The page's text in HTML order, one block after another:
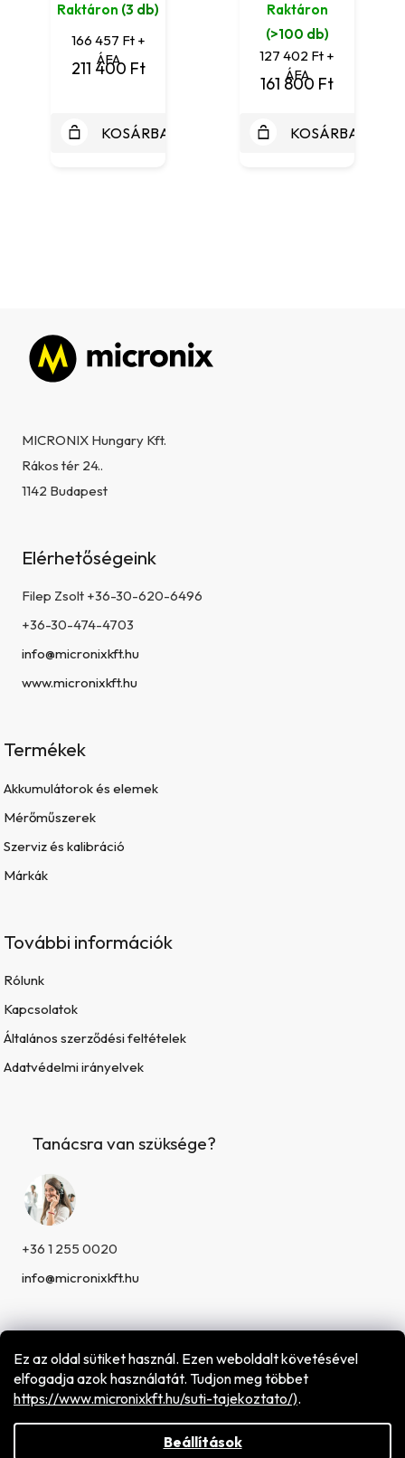
Ez az oldal sütiket használ. Ezen weboldalt követésével
elfogadja azok használatát. Tudjon meg többet
https://www.micronixkft.hu/suti-tajekoztato/).
Beállítások
100 Lithium
(12V/100Ah)
Raktáron (3 db)
166 457 Ft +
ÁFA
211 400 Ft
KOSÁRBA
(12V/103,8Ah)
Raktáron
(>100 db)
127 402 Ft +
ÁFA
161 800 Ft
KOSÁRBA
Lábléc
MICRONIX Hungary Kft.
Rákos tér 24..
1142 Budapest
Elérhetőségeink
Filep Zsolt +36-30-620-6496
+36-30-474-4703
info@micronixkft.hu
www.micronixkft.hu
Termékek
Akkumulátorok és elemek
Mérőműszerek
Szerviz és kalibráció
Márkák
További információk
Rólunk
Kapcsolatok
Általános szerződési feltételek
Adatvédelmi irányelvek
Tanácsra van szüksége?
+36 1 255 0020
info@micronixkft.hu
Shoptet készítette
Copyright 2026Micronix Hungary Kft.. Minden jog
fenntartva.